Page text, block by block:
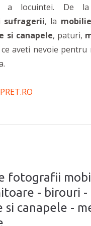
a locuintei. De
sufragerii, la
si canapele, paturi,
aveti nevoie pentru
fotografii
- birouri -
si canapele -